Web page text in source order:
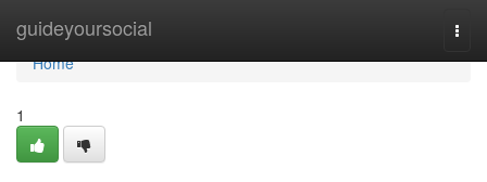
guideyoursocial
Home
Home
1